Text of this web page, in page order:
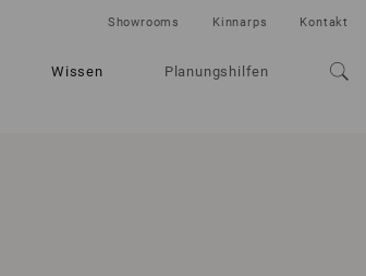
Wissen Planungshilfen
Showrooms Kinnarps Kontakt